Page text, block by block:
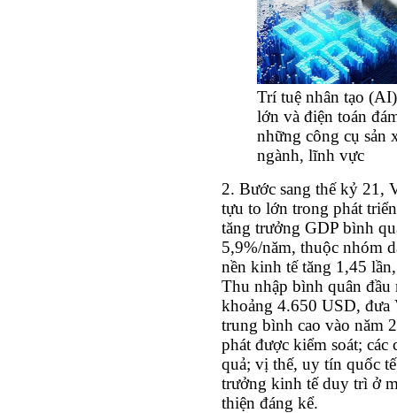
Trí tuệ nhân tạo
lớn và điện toán
những công cụ sản
ngành, lĩnh vực
2. Bước sang thế kỷ 21,
tựu to lớn trong phát
tăng trưởng GDP bình
5,9%/năm, thuộc nhóm
nền kinh tế tăng 1,45
Thu nhập bình quân
khoảng 4.650 USD, đưa
trung bình cao vào năm
phát được kiểm soát;
quả; vị thế, uy tín quốc
trưởng kinh tế duy trì ở
thiện đáng kể.